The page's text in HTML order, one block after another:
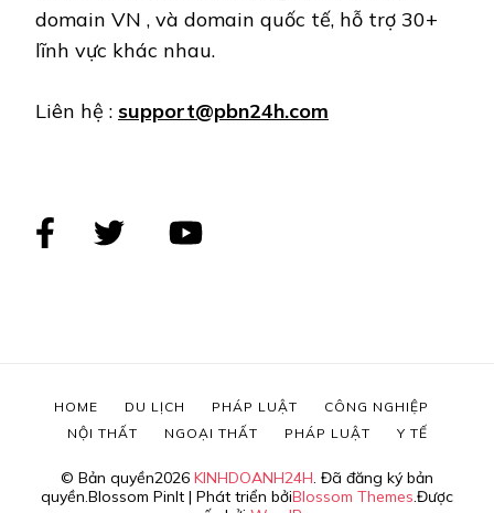
domain VN , và domain quốc tế, hỗ trợ 30+
lĩnh vực khác nhau.
Liên hệ : support@pbn24h.com
© Bản quyền2026 KINHDOANH24H. Đã đăng ký bản
quyền.Blossom PinIt | Phát triển bởiBlossom Themes.Được
HOME DU LỊCH PHÁP LUẬT
CÔNG NGHIỆP
NỘI THẤT
NGOẠI THẤT PHÁP LUẬT Y TẾ